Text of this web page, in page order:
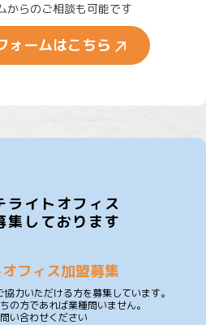
からのご相談も可能です
ォームはこちら
ライトオフィス
集しております
フィス加盟募集
力いただける方を募集しています。
の方であれば業種問いません。
い合わせください